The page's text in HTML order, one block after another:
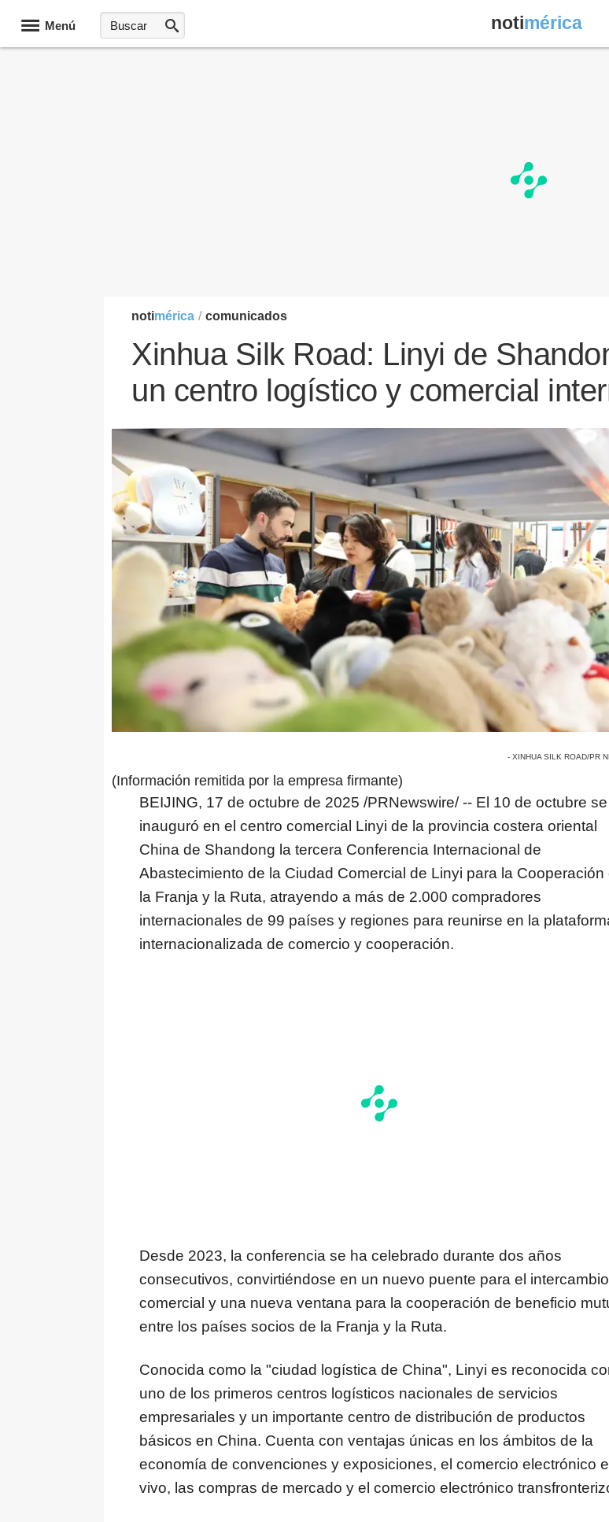
Menú notimérica
notimérica / comunicados
Xinhua Silk Road: Linyi de
un centro logístico y comercial
- XINHUA SILK ROAD/PR
(Información remitida por la empresa firmante)
BEIJING, 17 de octubre de 2025 /PRNewswire/ -- El 10 de octubre se
inauguró en el centro comercial Linyi de la provincia costera oriental
China de Shandong la tercera Conferencia Internacional de
Abastecimiento de la Ciudad Comercial de Linyi para la Cooperación
la Franja y la Ruta, atrayendo a más de 2.000 compradores
internacionales de 99 países y regiones para reunirse en la
internacionalizada de comercio y cooperación.
Desde 2023, la conferencia se ha celebrado durante dos años
consecutivos, convirtiéndose en un nuevo puente para el intercambio
comercial y una nueva ventana para la cooperación de beneficio
entre los países socios de la Franja y la Ruta.
Conocida como la "ciudad logística de China", Linyi es reconocida
uno de los primeros centros logísticos nacionales de servicios
empresariales y un importante centro de distribución de productos
básicos en China. Cuenta con ventajas únicas en los ámbitos de la
economía de convenciones y exposiciones, el comercio electrónico
vivo, las compras de mercado y el comercio electrónico